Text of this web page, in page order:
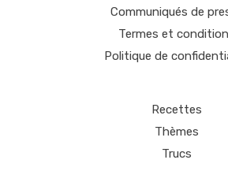
Communiqués de
Termes et
Politique de
Recettes
Thèmes
Trucs